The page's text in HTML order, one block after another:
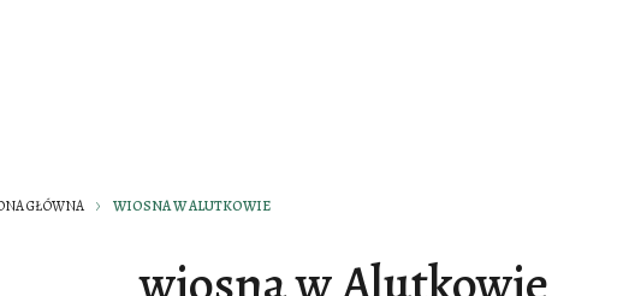
GŁÓWNA WIOSNA W ALUTKOWIE